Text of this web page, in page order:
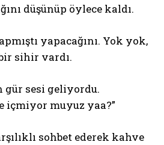
düşünüp öylece kaldı.
yapacağını. Yok yok,
sihir vardı.
gür sesi geliyordu.
içmiyor muyuz yaa?”
sohbet ederek kahve